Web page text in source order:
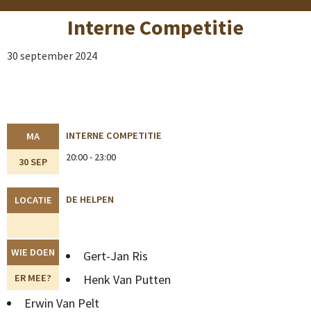
Interne Competitie
30 september 2024
MA
30 SEP
INTERNE COMPETITIE
20:00 - 23:00
LOCATIE DE HELPEN
WIE DOEN
ER MEE?
Gert-Jan Ris
Henk Van Putten
Erwin Van Pelt